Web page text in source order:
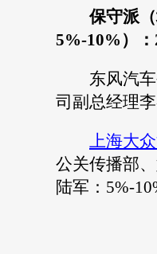
保守派
5%-10%）
东风汽车
司副总经理
上海大
公关传播部
陆军：5%-